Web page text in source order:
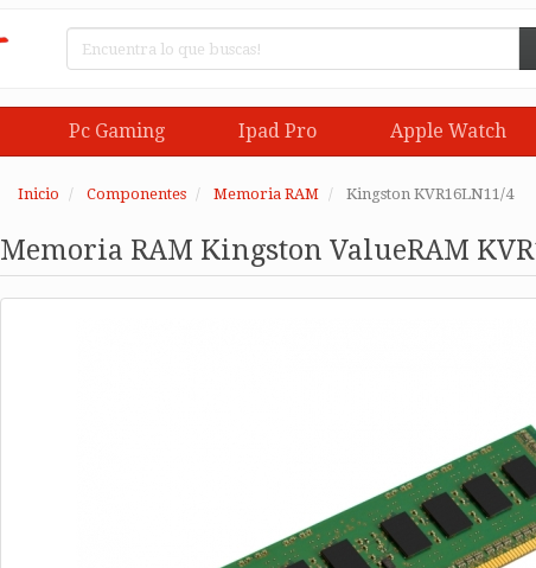
Pc Gaming Ipad Pro Apple Watch
Inicio Componentes Memoria RAM Kingston KVR16LN11/4
Memoria RAM Kingston ValueRAM